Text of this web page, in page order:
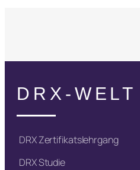
DRX-WELT
DRX Zertifikatslehrgang
DRX Studie